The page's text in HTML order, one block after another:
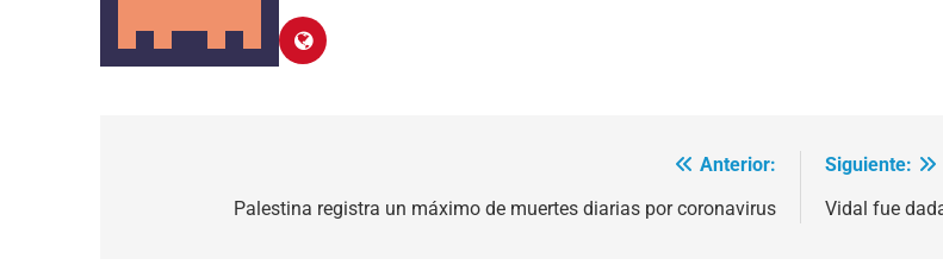
Anterior:
Palestina registra un máximo de muertes diarias por coronavirus
Siguiente:
Vidal fue